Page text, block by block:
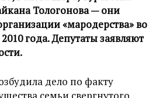
Тологонова — они
«мародерства» во
года. Депутаты заявляют
дело по факту